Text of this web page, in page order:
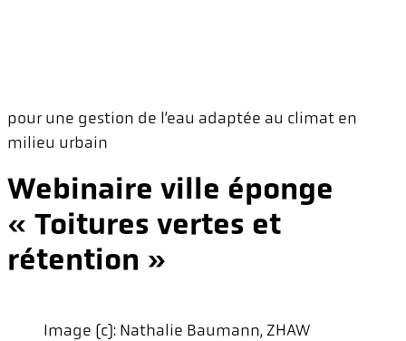
pour une gestion de l’eau adaptée au climat en
milieu urbain
Webinaire ville éponge
« Toitures vertes et
rétention »
Image (c): Nathalie Baumann, ZHAW